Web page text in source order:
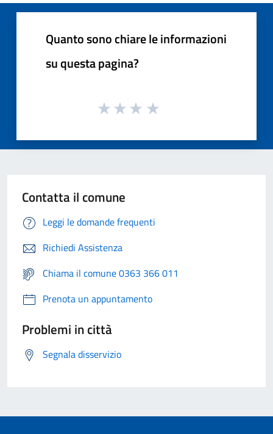
Quanto sono chiare le informazioni
su questa pagina?
Contatta il comune
Leggi le domande frequenti
Richiedi Assistenza
Chiama il comune 0363 366 011
Prenota un appuntamento
Problemi in città
Segnala disservizio